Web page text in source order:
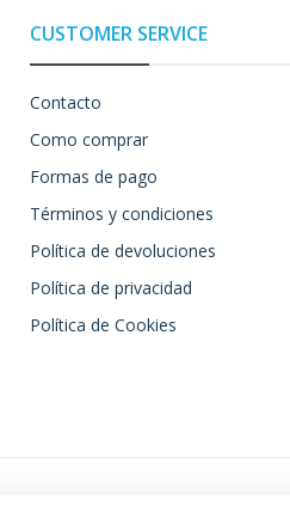
CUSTOMER SERVICE
Contacto
Como comprar
Formas de pago
Términos y condiciones
Política de devoluciones
Política de privacidad
Política de Cookies